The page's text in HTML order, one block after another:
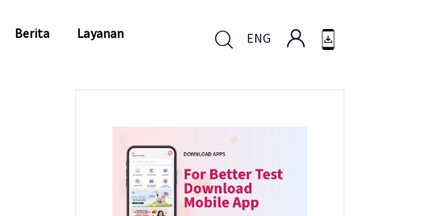
Berita Layanan ENG